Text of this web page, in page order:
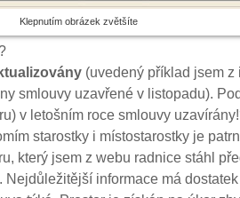
Klepnutím obrázek zvětšíte
(uvedený příklad jsem z
smlouvy uzavřené v listopadu).
v letošním roce smlouvy
starostky i místostarostky je
který jsem z webu radnice stáhl
. Nejdůležitější informace má